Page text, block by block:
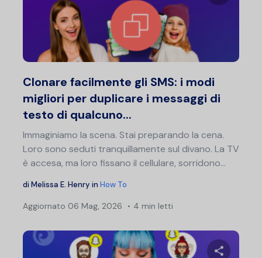
Clonare facilmente gli SMS: i modi
migliori per duplicare i messaggi di
testo di qualcuno...
Immaginiamo la scena. Stai preparando la cena.
Loro sono seduti tranquillamente sul divano. La TV
è accesa, ma loro fissano il cellulare, sorridono...
di Melissa E. Henry in How To
Aggiornato 06 Mag, 2026 4 min letti